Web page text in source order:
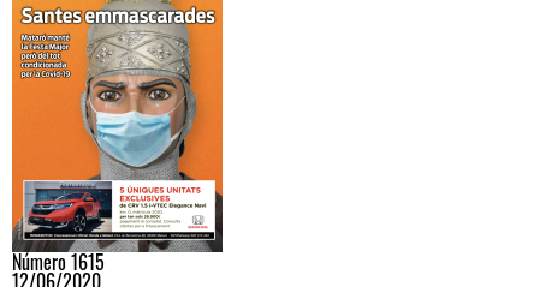
Número 1615
12/06/2020